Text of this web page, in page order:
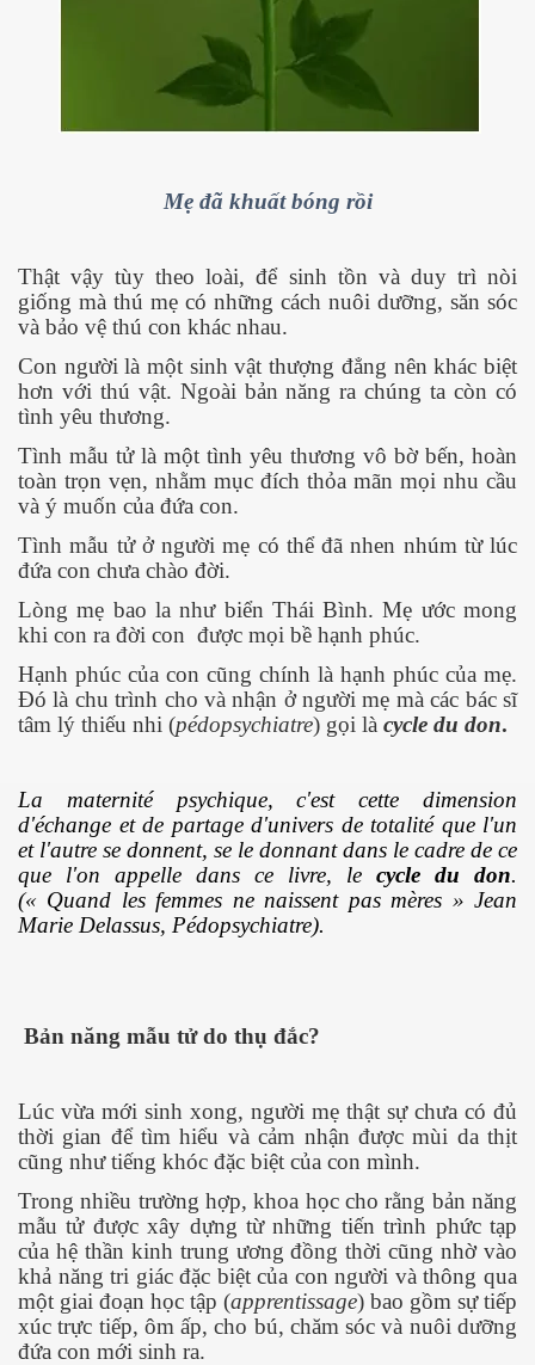
Mẹ đã khuất bóng rồi
Thật vậy tùy theo loài, để sinh tồn và duy trì nòi
giống mà thú mẹ có những cách nuôi dưỡng, săn sóc
và bảo vệ thú con khác nhau.
Con người là một sinh vật thượng đẳng nên khác biệt
hơn với thú vật. Ngoài bản năng ra chúng ta còn có
tình yêu thương.
Tình mẫu tử là một tình yêu thương vô bờ bến, hoàn
toàn trọn vẹn, nhằm mục đích thỏa mãn mọi nhu cầu
và ý muốn của đứa con.
Tình mẫu tử ở người mẹ có thể đã nhen nhúm từ lúc
đứa con chưa chào đời.
Lòng mẹ bao la như biển Thái Bình. Mẹ ước mong
khi con ra đời con được mọi bề hạnh phúc.
Hạnh phúc của con cũng chính là hạnh phúc của mẹ.
Đó là chu trình cho và nhận ở người mẹ mà các bác sĩ
tâm lý thiếu nhi (pédopsychiatre) gọi là cycle du don.
La maternité psychique, c'est cette dimension
d'échange et de partage d'univers de totalité que l'un
et l'autre se donnent, se le donnant dans le cadre de ce
que l'on appelle dans ce livre, le cycle du don.
(« Quand les femmes ne naissent pas mères » Jean
Marie Delassus, Pédopsychiatre).
Bản năng mẫu tử do thụ đắc?
Lúc vừa mới sinh xong, người mẹ thật sự chưa có đủ
thời gian để tìm hiểu và cảm nhận được mùi da thịt
cũng như tiếng khóc đặc biệt của con mình.
Trong nhiều trường hợp, khoa học cho rằng bản năng
mẫu tử được xây dựng từ những tiến trình phức tạp
của hệ thần kinh trung ương đồng thời cũng nhờ vào
khả năng tri giác đặc biệt của con người và thông qua
một giai đoạn học tập (apprentissage) bao gồm sự tiếp
xúc trực tiếp, ôm ấp, cho bú, chăm sóc và nuôi dưỡng
đứa con mới sinh ra.
và ĐBCL